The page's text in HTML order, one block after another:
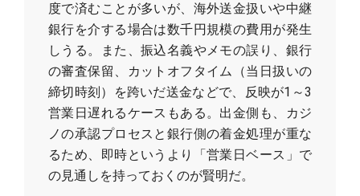
度で済むことが多いが、海外送金扱いや中継
銀行を介する場合は数千円規模の費用が発生
しうる。また、振込名義やメモの誤り、銀行
の審査保留、カットオフタイム（当日扱いの
締切時刻）を跨いだ送金などで、反映が1～3
営業日遅れるケースもある。出金側も、カジ
ノの承認プロセスと銀行側の着金処理が重な
るため、即時というより「営業日ベース」で
の見通しを持っておくのが賢明だ。